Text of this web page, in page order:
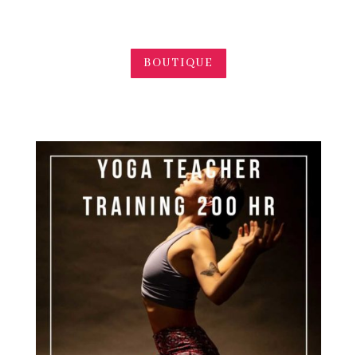
BOUTIQUE